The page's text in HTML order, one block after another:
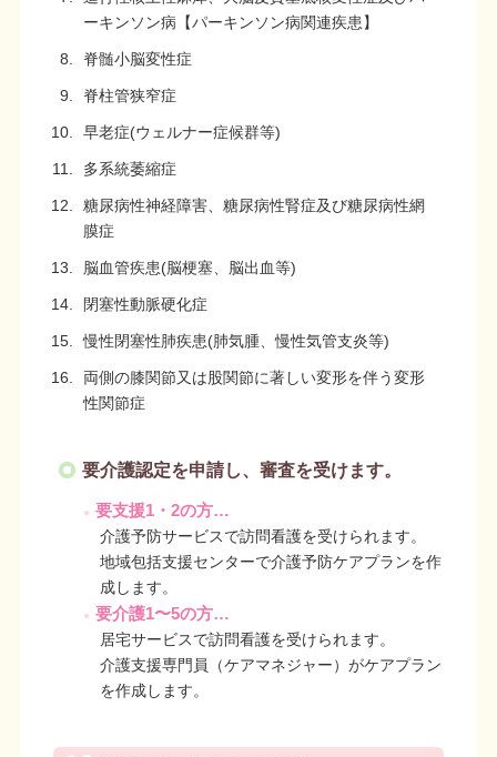
ーキンソン病【パーキンソン病関連疾患】
脊髄小脳変性症
脊柱管狭窄症
早老症(ウェルナー症候群等)
多系統萎縮症
糖尿病性神経障害、糖尿病性腎症及び糖尿病性網
膜症
脳血管疾患(脳梗塞、脳出血等)
閉塞性動脈硬化症
慢性閉塞性肺疾患(肺気腫、慢性気管支炎等)
両側の膝関節又は股関節に著しい変形を伴う変形
性関節症
要介護認定を申請し、審査を受けます。
要支援1・2の方…
介護予防サービスで訪問看護を受けられます。
地域包括支援センターで介護予防ケアプランを作
成します。
要介護1〜5の方…
居宅サービスで訪問看護を受けられます。
介護支援専門員（ケアマネジャー）がケアプラン
を作成します。